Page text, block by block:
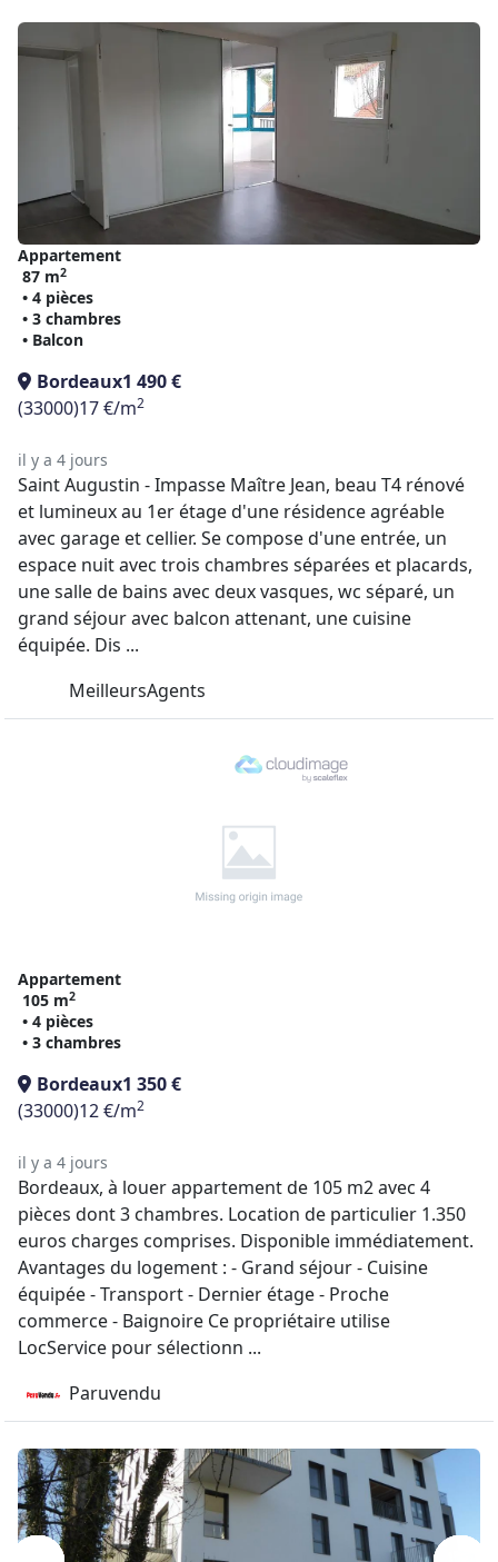
Appartement
87 m2
• 4 pièces
• 3 chambres
• Balcon
Bordeaux1 490 €
(33000)17 €/m2
il y a 4 jours
Saint Augustin - Impasse Maître Jean, beau T4 rénové
et lumineux au 1er étage d'une résidence agréable
avec garage et cellier. Se compose d'une entrée, un
espace nuit avec trois chambres séparées et placards,
une salle de bains avec deux vasques, wc séparé, un
grand séjour avec balcon attenant, une cuisine
équipée. Dis ...
MeilleursAgents
Appartement
105 m2
• 4 pièces
• 3 chambres
Bordeaux1 350 €
(33000)12 €/m2
il y a 4 jours
Bordeaux, à louer appartement de 105 m2 avec 4
pièces dont 3 chambres. Location de particulier 1.350
euros charges comprises. Disponible immédiatement.
Avantages du logement : - Grand séjour - Cuisine
équipée - Transport - Dernier étage - Proche
commerce - Baignoire Ce propriétaire utilise
LocService pour sélectionn ...
Paruvendu